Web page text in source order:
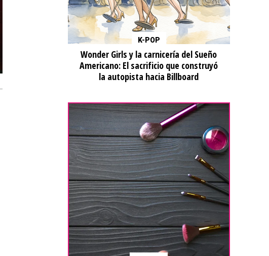
K-POP
Wonder Girls y la carnicería del Sueño
Americano: El sacrificio que construyó
la autopista hacia Billboard